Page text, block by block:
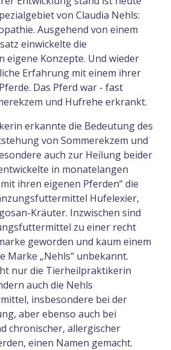
von Claudia Nehls:
Ausgehend von einem
einwickelte die
Konzepte. Und wieder
Erfahrung mit einem ihrer
Das Pferd war - fast
und Hufrehe erkrankt.
erkannte die Bedeutung des
von Sommerekzem und
auch zur Heilung beider
in monatelangen
ihren eigenen Pferden“ die
Hufelexier,
Kräuter. Inzwischen sind
zu einer recht
geworden und kaum einem
Marke „Nehls“ unbekannt.
nur die Tierheilpraktikerin
auch die Nehls
insbesondere bei der
aber ebenso auch bei
chronischer, allergischer
einen Namen gemacht.